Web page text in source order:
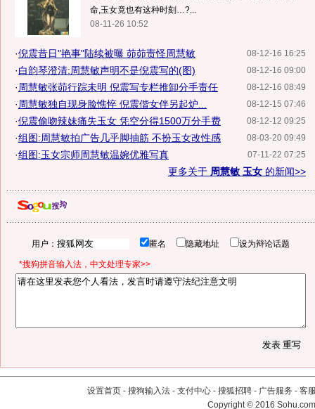
命,玉女竟也有这种时刻…?...
08-11-26 10:52
08-12-16 16:25
·倪震昔日"艳事"陆续被曝 茆茆责怪周慧敏
08-12-16 09:00
·白韵琴澄清:周慧敏声明不是倪震写的(图)
08-12-16 08:49
· 周慧敏张茆行踪未明 倪震写专栏推卸分手责任
08-12-15 07:46
· 周慧敏独自现身脸憔悴 倪震偕女伴另起炉...
08-12-12 09:25
·倪震偷吻辣妹痛失玉女 凭空分得1500万分手费
08-03-20 09:49
·组图:周慧敏拍广告几乎脚抽筋 不扮玉女改性感
07-11-22 07:25
·组图:玉女宗师周慧敏温婉优雅写真
更多关于 周慧敏 玉女 的新闻>>
用户： 匿名 隐藏地址 设为辩论话题
*搜狗拼音输入法，中文处理专家>>
设置首页 - 搜狗输入法 - 支付中心 - 搜狐招聘 - 广告服务 - 客
Copyright©2016